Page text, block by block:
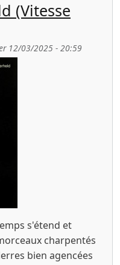
(Vitesse
12/03/2025 - 20:59
s'étend et
charpentés
bien agencées